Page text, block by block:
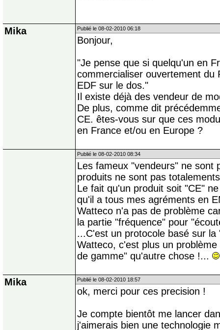
Mika Publié le 08-02-2010 06:18
Bonjour,
"Je pense que si quelqu'un en
commercialiser ouvertement du
EDF sur le dos."
Il existe déjà des vendeur de
De plus, comme dit
CE. êtes-vous sur que ces
en France et/ou en Europe ?
Publié le 08-02-2010 08:34
Les fameux "vendeurs" ne sont
produits ne sont pas
Le fait qu'un produit soit "CE"
qu'il a tous mes agréments en
Watteco n'a pas de problème
la partie "fréquence" pour
...C'est un protocole basé sur
Watteco, c'est plus un
de gamme" qu'autre chose !...
Mika Publié le 08-02-2010 18:57
ok, merci pour ces precision !
Je compte bientôt me lancer
j'aimerais bien une technologie